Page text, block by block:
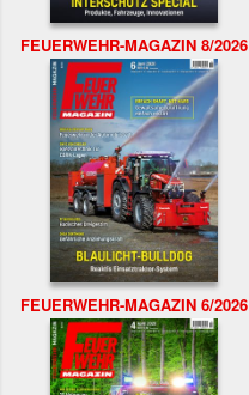
FEUERWEHR-MAGAZIN 8/2026
FEUERWEHR-MAGAZIN 6/2026